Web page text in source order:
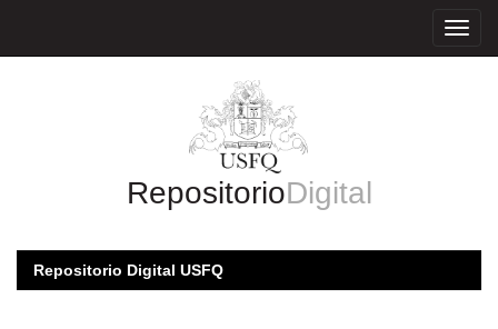
RepositorioDigital
Repositorio Digital USFQ